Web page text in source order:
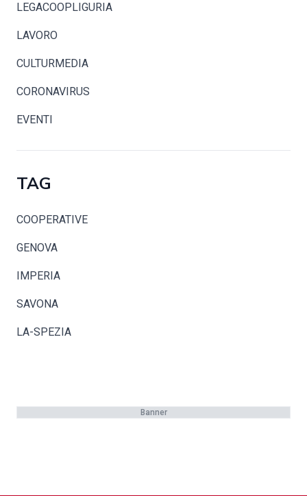
LEGACOOPLIGURIA
LAVORO
CULTURMEDIA
CORONAVIRUS
EVENTI
TAG
COOPERATIVE
GENOVA
IMPERIA
SAVONA
LA-SPEZIA
Banner